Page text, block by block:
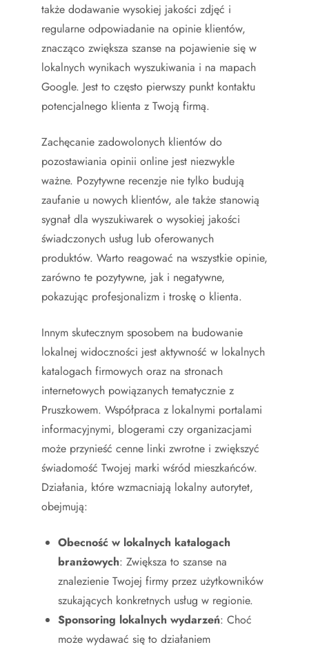
także dodawanie wysokiej jakości zdjęć i
regularne odpowiadanie na opinie klientów,
znacząco zwiększa szanse na pojawienie się w
lokalnych wynikach wyszukiwania i na mapach
Google. Jest to często pierwszy punkt kontaktu
potencjalnego klienta z Twoją firmą.
Zachęcanie zadowolonych klientów do
pozostawiania opinii online jest niezwykle
ważne. Pozytywne recenzje nie tylko budują
zaufanie u nowych klientów, ale także stanowią
sygnał dla wyszukiwarek o wysokiej jakości
świadczonych usług lub oferowanych
produktów. Warto reagować na wszystkie opinie,
zarówno te pozytywne, jak i negatywne,
pokazując profesjonalizm i troskę o klienta.
Innym skutecznym sposobem na budowanie
lokalnej widoczności jest aktywność w lokalnych
katalogach firmowych oraz na stronach
internetowych powiązanych tematycznie z
Pruszkowem. Współpraca z lokalnymi portalami
informacyjnymi, blogerami czy organizacjami
może przynieść cenne linki zwrotne i zwiększyć
świadomość Twojej marki wśród mieszkańców.
Działania, które wzmacniają lokalny autorytet,
obejmują:
Obecność w lokalnych katalogach
branżowych: Zwiększa to szanse na
znalezienie Twojej firmy przez użytkowników
szukających konkretnych usług w regionie.
Sponsoring lokalnych wydarzeń: Choć
może wydawać się to działaniem